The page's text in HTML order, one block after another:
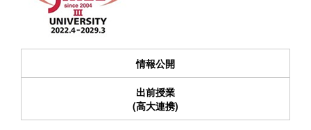
情報公開
出前授業
(高大連携)